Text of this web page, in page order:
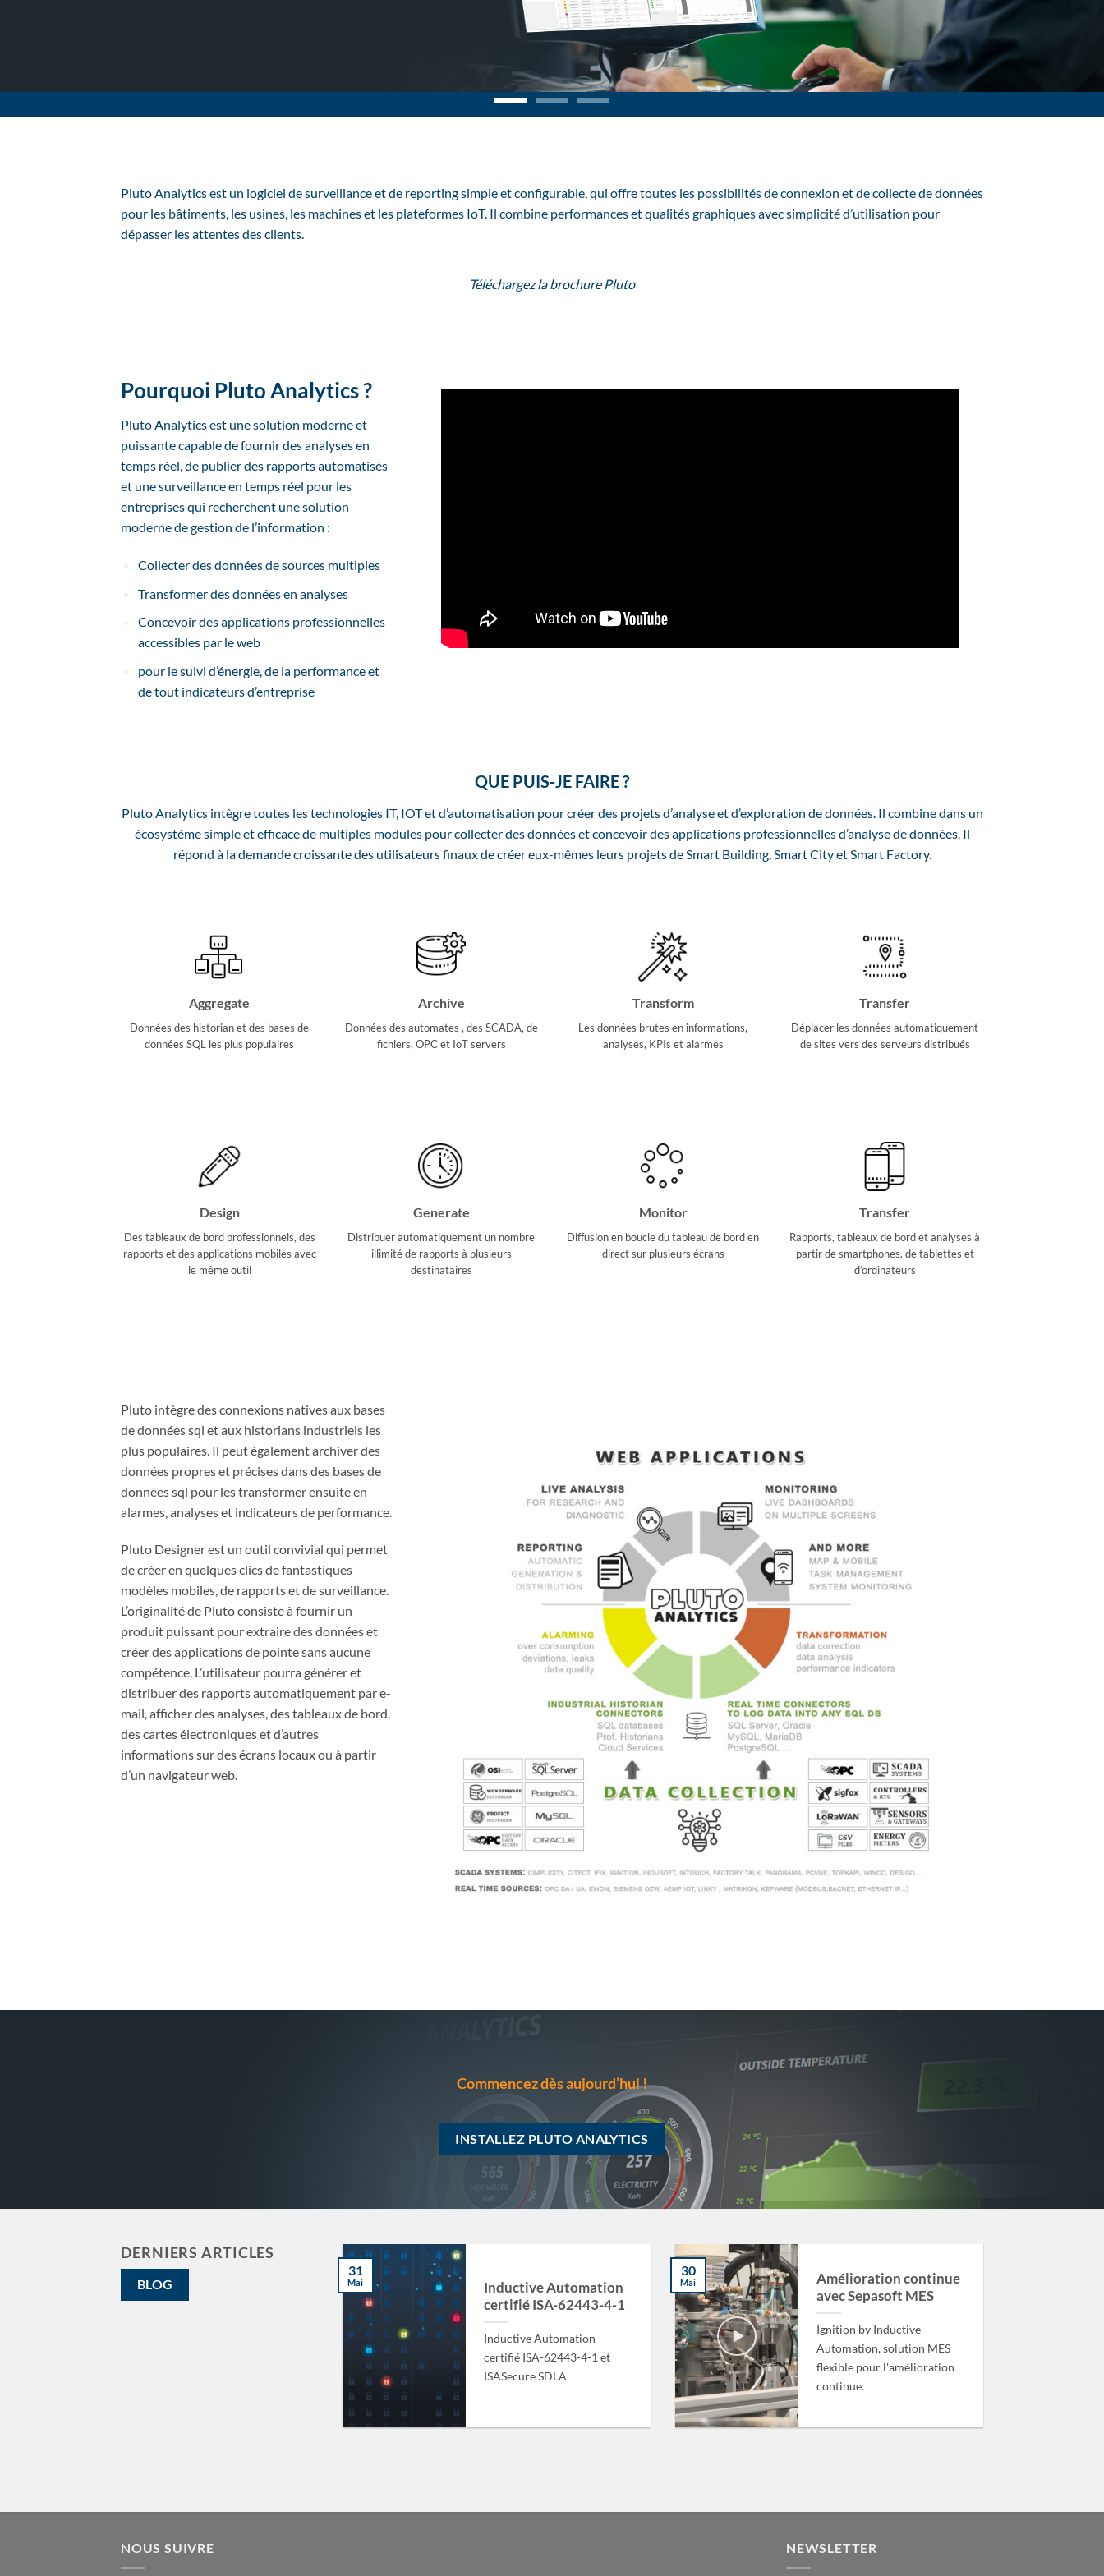
Pluto Analytics est un logiciel de surveillance et de reporting simple et configurable, qui offre toutes les possibilités de connexion et de collecte de données
pour les bâtiments, les usines, les machines et les plateformes IoT. Il combine performances et qualités graphiques avec simplicité d’utilisation pour
dépasser les attentes des clients.
Téléchargez la brochure Pluto
Pourquoi Pluto Analytics ?
Pluto Analytics est une solution moderne et
puissante capable de fournir des analyses en
temps réel, de publier des rapports automatisés
et une surveillance en temps réel pour les
entreprises qui recherchent une solution
moderne de gestion de l’information :
Collecter des données de sources multiples
Transformer des données en analyses
Concevoir des applications professionnelles
accessibles par le web
pour le suivi d’énergie, de la performance et
de tout indicateurs d’entreprise
QUE PUIS-JE FAIRE ?
Pluto Analytics intègre toutes les technologies IT, IOT et d’automatisation pour créer des projets d’analyse et d’exploration de données. Il combine dans un
écosystème simple et efficace de multiples modules pour collecter des données et concevoir des applications professionnelles d’analyse de données. Il
répond à la demande croissante des utilisateurs finaux de créer eux-mêmes leurs projets de Smart Building, Smart City et Smart Factory.
Aggregate
Données des historian et des bases de
données SQL les plus populaires
Archive
Données des automates , des SCADA, de
fichiers, OPC et IoT servers
Transform
Les données brutes en informations,
analyses, KPIs et alarmes
Transfer
Déplacer les données automatiquement
de sites vers des serveurs distribués
Design
Des tableaux de bord professionnels, des
rapports et des applications mobiles avec
le même outil
Generate
Distribuer automatiquement un nombre
illimité de rapports à plusieurs
destinataires
Monitor
Diffusion en boucle du tableau de bord en
direct sur plusieurs écrans
Transfer
Rapports, tableaux de bord et analyses à
partir de smartphones, de tablettes et
d’ordinateurs
Pluto intègre des connexions natives aux bases
de données sql et aux historians industriels les
plus populaires. Il peut également archiver des
données propres et précises dans des bases de
données sql pour les transformer ensuite en
alarmes, analyses et indicateurs de performance.
Pluto Designer est un outil convivial qui permet
de créer en quelques clics de fantastiques
modèles mobiles, de rapports et de surveillance.
L’originalité de Pluto consiste à fournir un
produit puissant pour extraire des données et
créer des applications de pointe sans aucune
compétence. L’utilisateur pourra générer et
distribuer des rapports automatiquement par e-
mail, afficher des analyses, des tableaux de bord,
des cartes électroniques et d’autres
informations sur des écrans locaux ou à partir
d’un navigateur web.
Commencez dès aujourd’hui !
INSTALLEZ PLUTO ANALYTICS
DERNIERS ARTICLES
BLOG
Inductive Automation
certifié ISA-62443-4-1
Inductive Automation
certifié ISA-62443-4-1 et
ISASecure SDLA
31
Mai
Amélioration continue
avec Sepasoft MES
Ignition by Inductive
Automation, solution MES
flexible pour l'amélioration
continue.
30
Mai
Inductive Automation’s
Mission Statement
NOUS SUIVRE NEWSLETTER